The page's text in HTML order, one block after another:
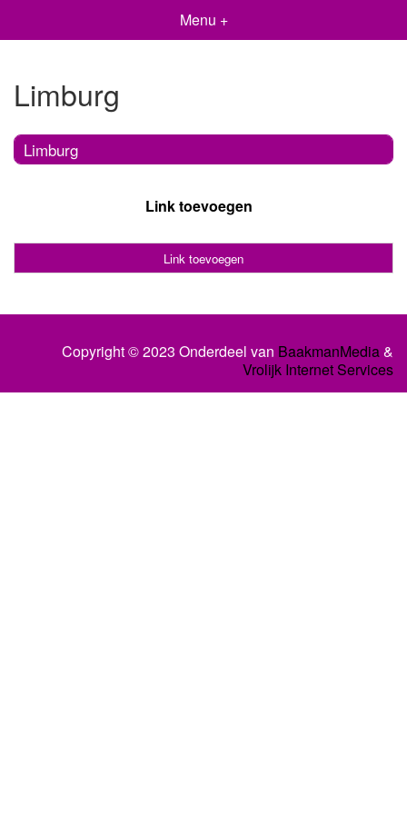
Menu +
Limburg
Limburg
Link toevoegen
Link toevoegen
Copyright © 2023 Onderdeel van BaakmanMedia&
Vrolijk Internet Services